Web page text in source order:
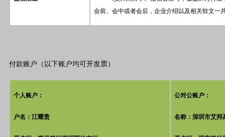
会前、会中或者会后，企业介绍以及相关软文一
付款账户（以下账户均可开发票）
个人账户：
户名：江耀贵
公对公账户：
名称：深圳市艾邦